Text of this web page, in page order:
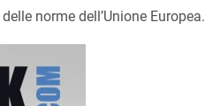
norme dell’Unione Europea.